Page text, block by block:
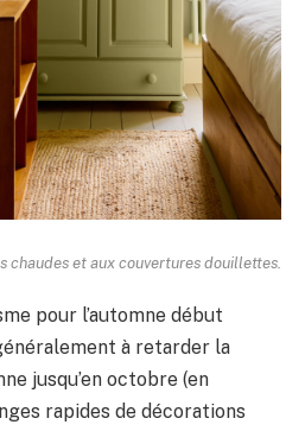
chaudes et aux couvertures douillettes.
pour l’automne début
à retarder la
jusqu’en octobre (en
rapides de décorations